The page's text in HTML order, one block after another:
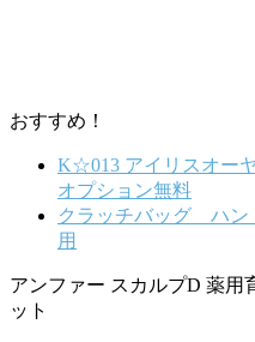
おすすめ！
K☆013 アイリスオー
オプション無料
クラッチバッグ ハ
用
アンファー スカルプD 薬
ット